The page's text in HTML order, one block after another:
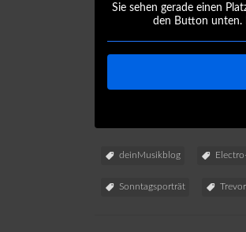
Sie sehen gerade einen
den Button unten.
deinMusikblog
Sonntagsporträt